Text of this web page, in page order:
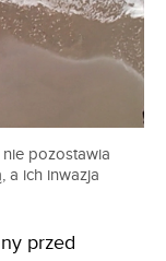
pozostawia
a ich inwazja
przed